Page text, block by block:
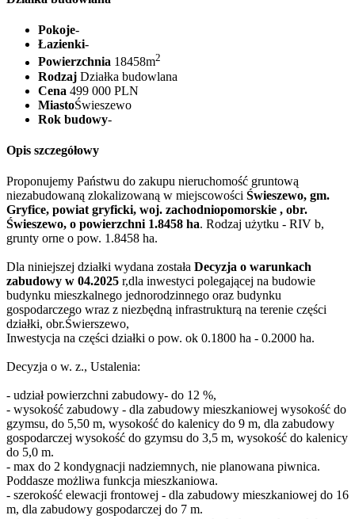
Pokoje-
Łazienki-
Powierzchnia 18458m2
Rodzaj Działka budowlana
Cena 499 000 PLN
MiastoŚwieszewo
Rok budowy-
Opis szczegółowy
Proponujemy Państwu do zakupu nieruchomość gruntową
niezabudowaną zlokalizowaną w miejscowości Świeszewo, gm.
Gryfice, powiat gryficki, woj. zachodniopomorskie , obr.
Świeszewo, o powierzchni 1.8458 ha. Rodzaj użytku - RIV b,
grunty orne o pow. 1.8458 ha.
Dla niniejszej działki wydana została Decyzja o warunkach
zabudowy w 04.2025 r,dla inwestyci polegającej na budowie
budynku mieszkalnego jednorodzinnego oraz budynku
gospodarczego wraz z niezbędną infrastrukturą na terenie części
działki, obr.Świerszewo,
Inwestycja na części działki o pow. ok 0.1800 ha - 0.2000 ha.
Decyzja o w. z., Ustalenia:
- udział powierzchni zabudowy- do 12 %,
- wysokość zabudowy - dla zabudowy mieszkaniowej wysokość do
gzymsu, do 5,50 m, wysokość do kalenicy do 9 m, dla zabudowy
gospodarczej wysokość do gzymsu do 3,5 m, wysokość do kalenicy
do 5,0 m.
- max do 2 kondygnacji nadziemnych, nie planowana piwnica.
Poddasze możliwa funkcja mieszkaniowa.
- szerokość elewacji frontowej - dla zabudowy mieszkaniowej do 16
m, dla zabudowy gospodarczej do 7 m.